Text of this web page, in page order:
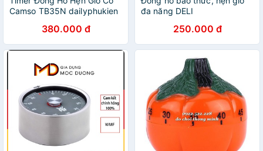
Camso TB35N dailyphukien
380.000 đ
đa năng DELI
250.000 đ